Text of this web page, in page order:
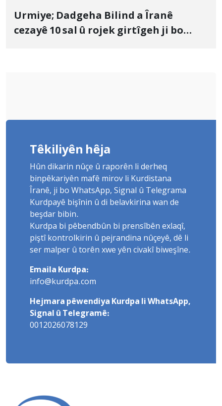
Urmiye; Dadgeha Bilind a Îranê
cezayê 10 sal û rojek girtîgeh ji bo
Têkiliyên hêja
Hûn dikarin nûçe û raporên li derheq
binpêkariyên mafê mirov li Kurdistana
Îranê, ji bo WhatsApp, Signal û Telegrama
Kurdpayê bişînin û di belavkirina wan de
beşdar bibin.
Kurdpa bi pêbendbûn bi prensîbên exlaqî,
piştî kontrolkirin û pejrandina nûçeyê, dê li
ser malper û torên xwe yên civakî biweşîne.
Emaila Kurdpa:
info@kurdpa.com
Hejmara pêwendiya Kurdpa li WhatsApp,
Signal û Telegramê:
0012026078129